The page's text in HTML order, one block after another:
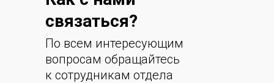
связаться?
По всем интересующим
вопросам обращайтесь
к сотрудникам отдела